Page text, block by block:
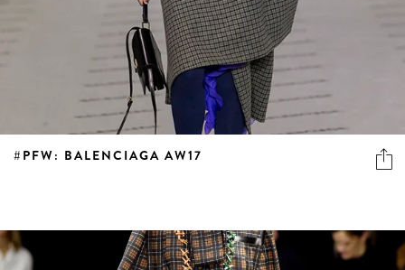
#PFW: BALENCIAGA AW17